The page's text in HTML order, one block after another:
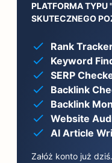
PLATFORMA
SKUTECZNEGO
Rank
Keyword
SERP
Backlink
Backlink
Website
AI Article
Załóż konto już